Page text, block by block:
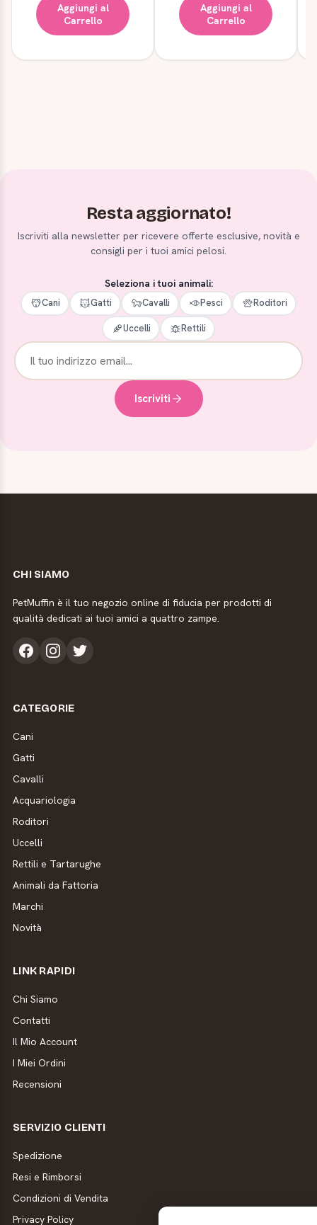
Aggiungi al
Carrello
Aggiungi al
Carrello
Resta aggiornato!
Iscriviti alla newsletter per ricevere offerte esclusive, novità e
consigli per i tuoi amici pelosi.
Seleziona i tuoi animali:
Cani Gatti Cavalli Pesci Roditori
Uccelli Rettili
Iscriviti
CHI SIAMO
PetMuffin è il tuo negozio online di fiducia per prodotti di
qualità dedicati ai tuoi amici a quattro zampe.
CATEGORIE
Cani
Gatti
Cavalli
Acquariologia
Roditori
Uccelli
Rettili e Tartarughe
Animali da Fattoria
Marchi
Novità
LINK RAPIDI
Chi Siamo
Contatti
Il Mio Account
I Miei Ordini
Recensioni
SERVIZIO CLIENTI
Spedizione
Resi e Rimborsi
Condizioni di Vendita
Privacy Policy